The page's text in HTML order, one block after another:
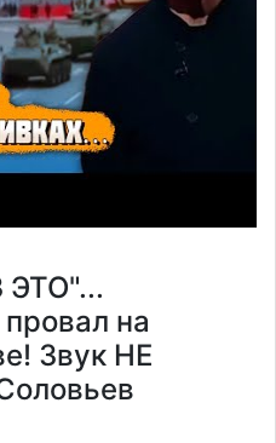
ЭТО"...
на
Звук НЕ